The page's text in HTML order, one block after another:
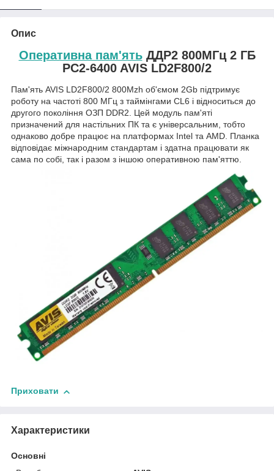
Опис
Оперативна пам'ятьДДР2 800МГц 2 ГБ
PC2-6400 AVIS LD2F800/2
Пам'ять AVIS LD2F800/2 800Mzh об'ємом 2Gb підтримує
роботу на частоті 800 МГц з таймінгами CL6 і відноситься до
другого покоління ОЗП DDR2. Цей модуль пам'яті
призначений для настільних ПК та є універсальним, тобто
однаково добре працює на платформах Intel та AMD. Планка
відповідає міжнародним стандартам і здатна працювати як
сама по собі, так і разом з іншою оперативною пам'яттю.
Приховати
Характеристики
Основні